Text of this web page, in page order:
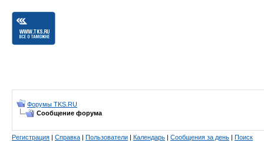
Форумы TKS.RU
Сообщение форума
Регистрация | Справка | Пользователи | Календарь | Сообщения за день | Поиск